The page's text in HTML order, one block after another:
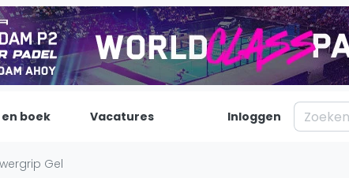
Padel
boek Vacatures Inloggen
Gel